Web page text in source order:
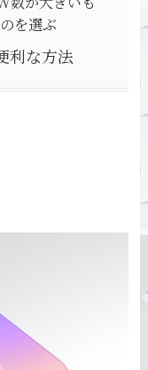
を選ぶ
利な方法